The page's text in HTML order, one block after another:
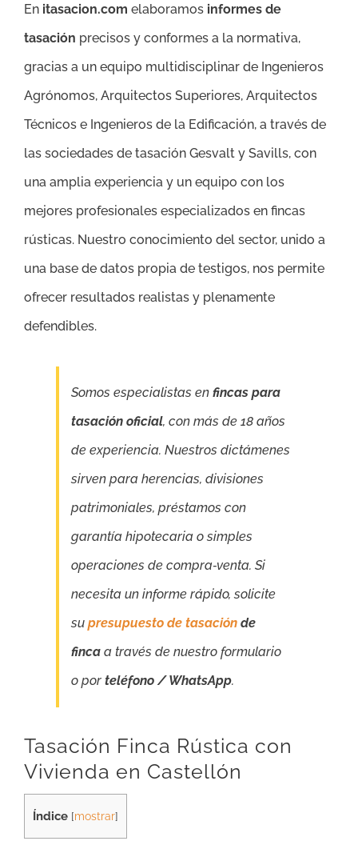
En itasacion.com elaboramos informes de
tasación precisos y conformes a la normativa,
gracias a un equipo multidisciplinar de Ingenieros
Agrónomos, Arquitectos Superiores, Arquitectos
Técnicos e Ingenieros de la Edificación, a través de
las sociedades de tasación Gesvalt y Savills, con
una amplia experiencia y un equipo con los
mejores profesionales especializados en fincas
rústicas. Nuestro conocimiento del sector, unido a
una base de datos propia de testigos, nos permite
ofrecer resultados realistas y plenamente
defendibles.
Somos especialistas en fincas para
tasación oficial, con más de 18 años
de experiencia. Nuestros dictámenes
sirven para herencias, divisiones
patrimoniales, préstamos con
garantía hipotecaria o simples
operaciones de compra‑venta. Si
necesita un informe rápido, solicite
su presupuesto de tasación de
finca a través de nuestro formulario
o por teléfono / WhatsApp.
Tasación Finca Rústica con
Vivienda en Castellón
Índice [mostrar]